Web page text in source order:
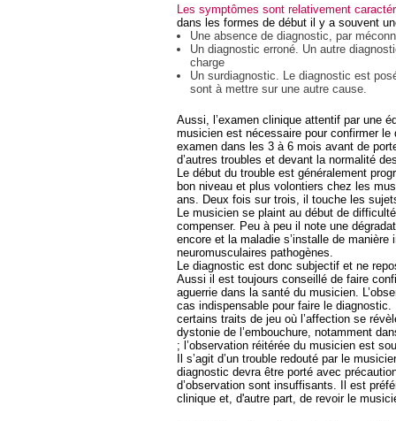
Les symptômes sont relativement
dans les formes de début il y a souvent
Une absence de diagnostic, par
Un diagnostic erroné. Un autre
charge
Un surdiagnostic. Le diagnostic est
sont à mettre sur une autre cause.
Aussi, l’examen clinique attentif par une
musicien est nécessaire pour confirmer
examen dans les 3 à 6 mois avant de
d’autres troubles et devant la normalité
Le début du trouble est généralement
bon niveau et plus volontiers chez les
ans. Deux fois sur trois, il touche les
Le musicien se plaint au début de
compenser. Peu à peu il note une
encore et la maladie s’installe de
neuromusculaires pathogènes.
Le diagnostic est donc subjectif et ne
Aussi il est toujours conseillé de faire
aguerrie dans la santé du musicien.
cas indispensable pour faire le
certains traits de jeu où l’affection se
dystonie de l’embouchure, notamment
; l’observation réitérée du musicien est
Il s’agit d’un trouble redouté par le
diagnostic devra être porté avec
d’observation sont insuffisants. Il est
clinique et, d'autre part, de revoir le